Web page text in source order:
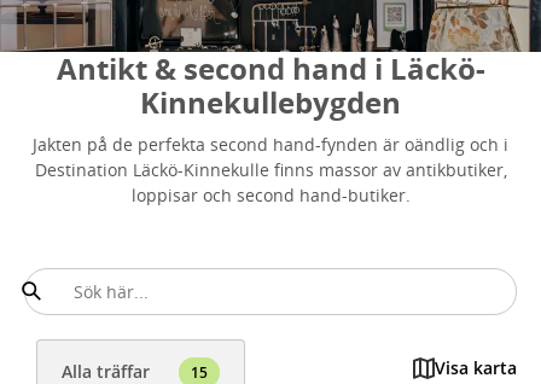
Antikt & second hand i Läckö-
Kinnekullebygden
Jakten på de perfekta second hand-fynden är oändlig och i
Destination Läckö-Kinnekulle finns massor av antikbutiker,
loppisar och second hand-butiker.
Alla träffar 15 Visa karta